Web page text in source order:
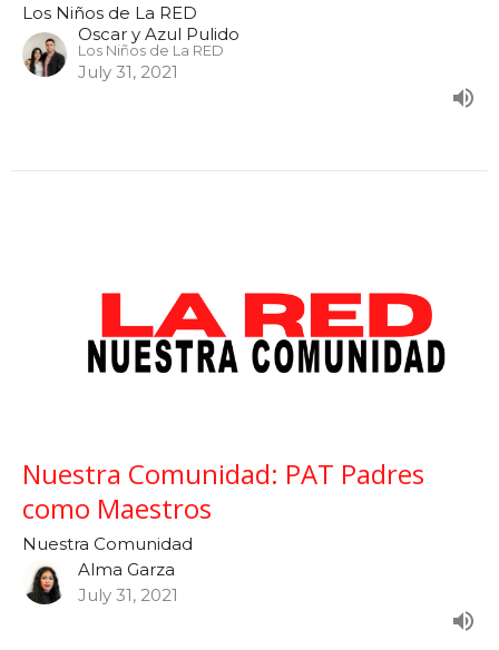
Los Niños de La RED
Oscar y Azul Pulido
Los Niños de La RED
July 31, 2021
Nuestra Comunidad: PAT Padres
como Maestros
Nuestra Comunidad
Alma Garza
July 31, 2021